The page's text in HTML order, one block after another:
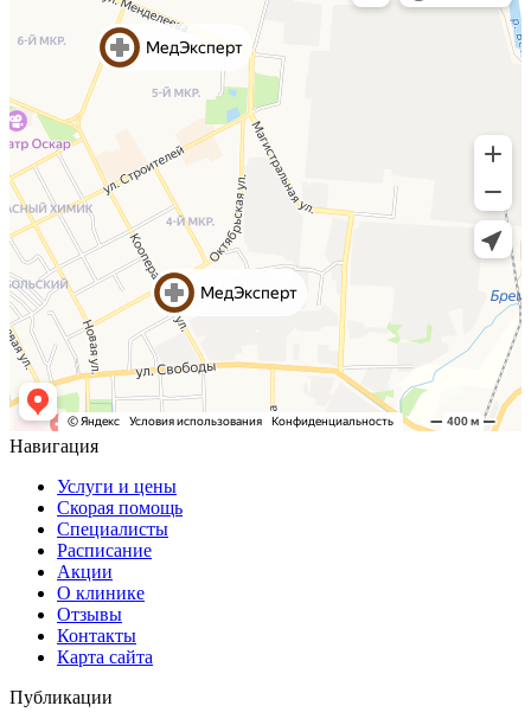
Навигация
Услуги и цены
Скорая помощь
Специалисты
Расписание
Акции
О клинике
Отзывы
Контакты
Карта сайта
Публикации